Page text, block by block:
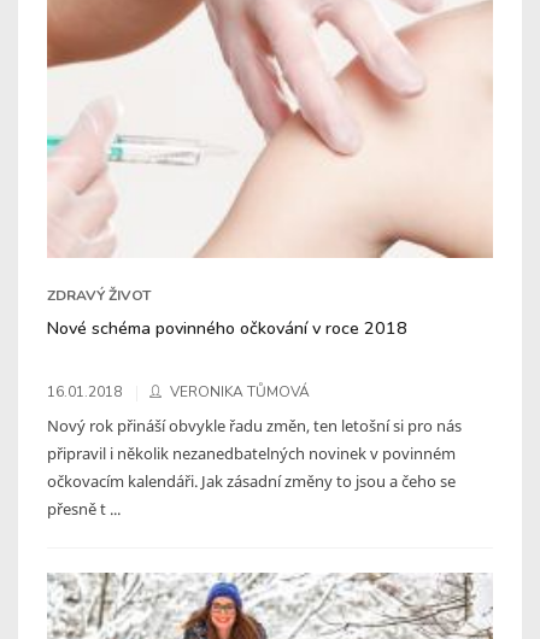
ZDRAVÝ ŽIVOT
Nové schéma povinného očkování v roce 2018
16.01.2018 VERONIKA TŮMOVÁ
Nový rok přináší obvykle řadu změn, ten letošní si pro nás
připravil i několik nezanedbatelných novinek v povinném
očkovacím kalendáři. Jak zásadní změny to jsou a čeho se
přesně t ...